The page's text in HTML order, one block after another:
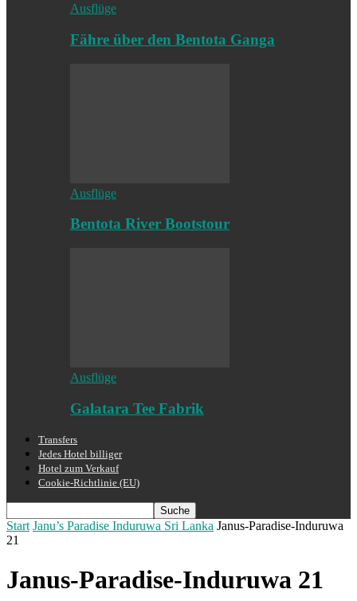
Ausflüge
Fähre über den Bentota Ganga
Ausflüge
Bentota River Bootstour
Ausflüge
Galatara Tee Fabrik
Transfers
Jedes Hotel billiger
Hotel zum Verkauf
Cookie-Richtlinie (EU)
Start Janu’s Paradise Induruwa Sri Lanka Janus-Paradise-Induruwa
21
Janus-Paradise-Induruwa 21